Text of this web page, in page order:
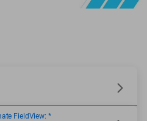
FieldView: *